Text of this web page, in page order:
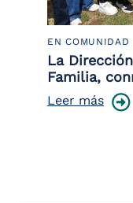
EN COMUNIDAD
La
Familia,
Leer más